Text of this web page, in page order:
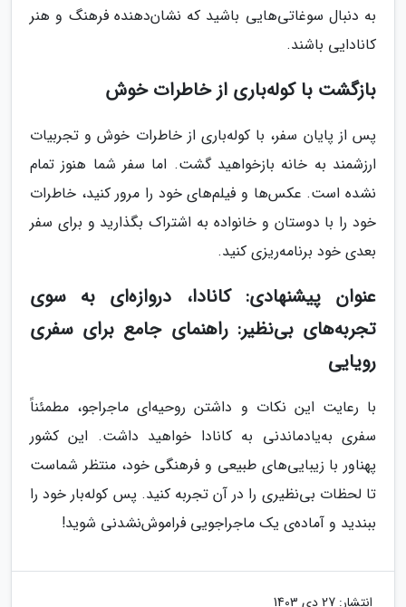
به دنبال سوغاتی‌هایی باشید که نشان‌دهنده فرهنگ و هنر
کانادایی باشند.
بازگشت با کوله‌باری از خاطرات خوش
پس از پایان سفر، با کوله‌باری از خاطرات خوش و تجربیات
ارزشمند به خانه بازخواهید گشت. اما سفر شما هنوز تمام
نشده است. عکس‌ها و فیلم‌های خود را مرور کنید، خاطرات
خود را با دوستان و خانواده به اشتراک بگذارید و برای سفر
بعدی خود برنامه‌ریزی کنید.
عنوان پیشنهادی: کانادا، دروازه‌ای به سوی
تجربه‌های بی‌نظیر: راهنمای جامع برای سفری
رویایی
با رعایت این نکات و داشتن روحیه‌ای ماجراجو، مطمئناً
سفری به‌یادماندنی به کانادا خواهید داشت. این کشور
پهناور با زیبایی‌های طبیعی و فرهنگی خود، منتظر شماست
تا لحظات بی‌نظیری را در آن تجربه کنید. پس کوله‌بار خود را
ببندید و آماده‌ی یک ماجراجویی فراموش‌نشدنی شوید!
انتشار: 27 دی 1403